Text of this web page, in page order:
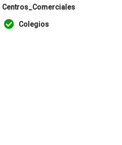
Centros_Comerciales
Colegios